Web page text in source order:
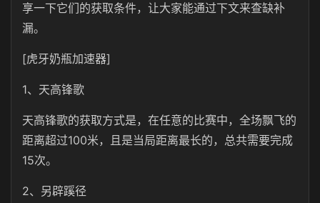
享一下它们的获取条件，让大家能通过下文来查缺补
漏。
[虎牙奶瓶加速器]
1、天高锋歌
天高锋歌的获取方式是，在任意的比赛中，全场飘飞的
距离超过100米，且是当局距离最长的，总共需要完成
15次。
2、另辟蹊径